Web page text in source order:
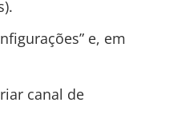
e, em
canal de